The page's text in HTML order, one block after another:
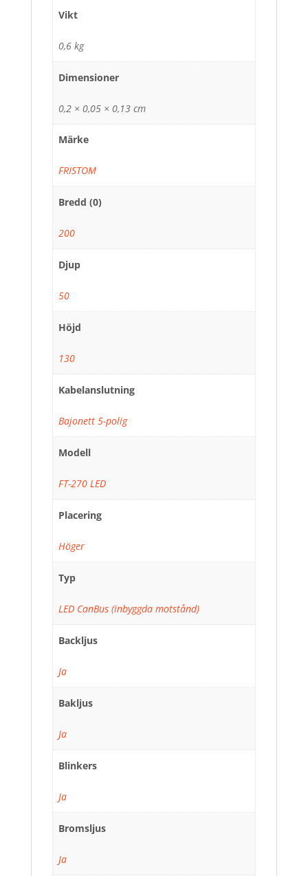
Vikt
0,6 kg
Dimensioner
0,2 × 0,05 × 0,13 cm
Märke
FRISTOM
Bredd (0)
200
Djup
50
Höjd
130
Kabelanslutning
Bajonett 5-polig
Modell
FT-270 LED
Placering
Höger
Typ
LED CanBus (inbyggda motstånd)
Backljus
Ja
Bakljus
Ja
Blinkers
Ja
Bromsljus
Ja